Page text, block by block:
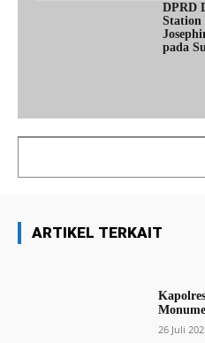
DPRD
Station
pada
ARTIKEL TERKAIT
26 Juli